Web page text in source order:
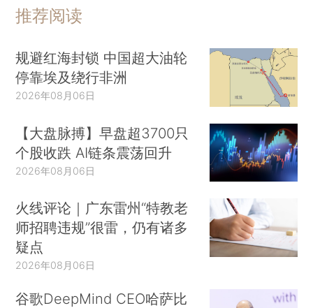
推荐阅读
规避红海封锁 中国超大油轮
停靠埃及绕行非洲
2026年08月06日
【大盘脉搏】早盘超3700只
个股收跌 AI链条震荡回升
2026年08月06日
火线评论｜广东雷州“特教老
师招聘违规”很雷，仍有诸多
疑点
2026年08月06日
谷歌DeepMind CEO哈萨比